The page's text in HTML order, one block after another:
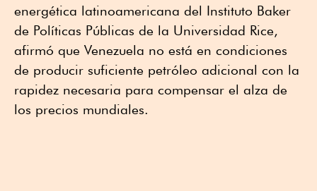
energética latinoamericana del Instituto Baker
de Políticas Públicas de la Universidad Rice,
afirmó que Venezuela no está en condiciones
de producir suficiente petróleo adicional con la
rapidez necesaria para compensar el alza de
los precios mundiales.